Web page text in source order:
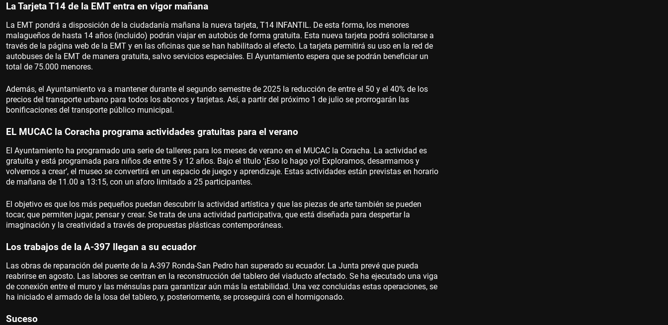
La Tarjeta T14 de la EMT entra en vigor mañana
La EMT pondrá a disposición de la ciudadanía mañana la nueva tarjeta, T14 INFANTIL. De esta forma, los menores
malagueños de hasta 14 años (incluido) podrán viajar en autobús de forma gratuita. Esta nueva tarjeta podrá solicitarse a
través de la página web de la EMT y en las oficinas que se han habilitado al efecto. La tarjeta permitirá su uso en la red de
autobuses de la EMT de manera gratuita, salvo servicios especiales. El Ayuntamiento espera que se podrán beneficiar un
total de 75.000 menores.
Además, el Ayuntamiento va a mantener durante el segundo semestre de 2025 la reducción de entre el 50 y el 40% de los
precios del transporte urbano para todos los abonos y tarjetas. Así, a partir del próximo 1 de julio se prorrogarán las
bonificaciones del transporte público municipal.
EL MUCAC la Coracha programa actividades gratuitas para el verano
El Ayuntamiento ha programado una serie de talleres para los meses de verano en el MUCAC la Coracha. La actividad es
gratuita y está programada para niños de entre 5 y 12 años. Bajo el título ‘¡Eso lo hago yo! Exploramos, desarmamos y
volvemos a crear’, el museo se convertirá en un espacio de juego y aprendizaje. Estas actividades están previstas en horario
de mañana de 11.00 a 13:15, con un aforo limitado a 25 participantes.
El objetivo es que los más pequeños puedan descubrir la actividad artística y que las piezas de arte también se pueden
tocar, que permiten jugar, pensar y crear. Se trata de una actividad participativa, que está diseñada para despertar la
imaginación y la creatividad a través de propuestas plásticas contemporáneas.
Los trabajos de la A-397 llegan a su ecuador
Las obras de reparación del puente de la A-397 Ronda-San Pedro han superado su ecuador. La Junta prevé que pueda
reabrirse en agosto. Las labores se centran en la reconstrucción del tablero del viaducto afectado. Se ha ejecutado una viga
de conexión entre el muro y las ménsulas para garantizar aún más la estabilidad. Una vez concluidas estas operaciones, se
ha iniciado el armado de la losa del tablero, y, posteriormente, se proseguirá con el hormigonado.
Suceso